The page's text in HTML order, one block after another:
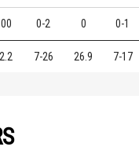
0-2 0 0-1
7-26 26.9 7-17